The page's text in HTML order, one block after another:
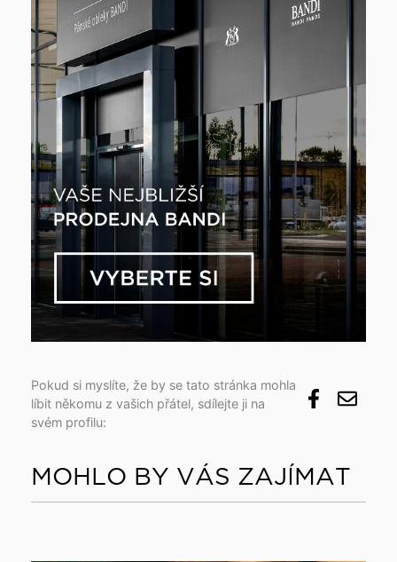
Pokud si myslíte, že by se tato stránka mohla
líbit někomu z vašich přátel, sdílejte ji na
svém profilu:
MOHLO BY VÁS ZAJÍMAT